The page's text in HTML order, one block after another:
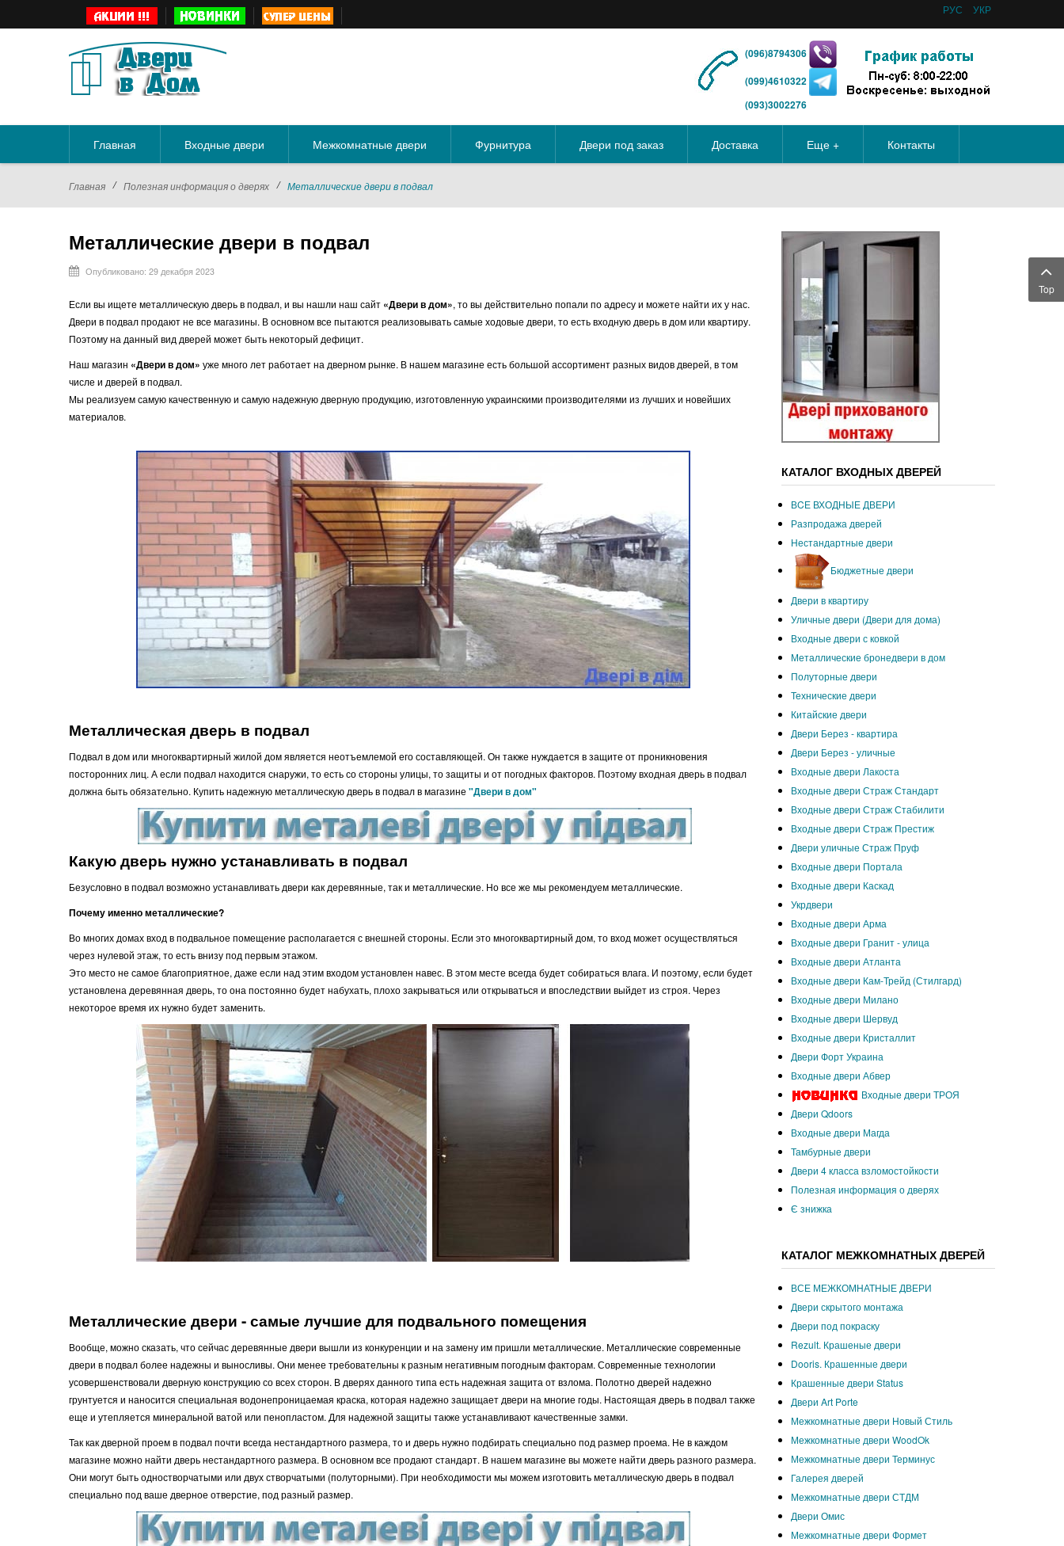
РУС УКР
(096)8794306
(099)4610322
(093)3002276
Главная Входные двери Межкомнатные двери Фурнитура Двери под заказ Доставка Еще + Контакты
Главная / Полезная информация о дверях / Металлические двери в подвал
Металлические двери в подвал
Опубликовано: 29 декабря 2023
Если вы ищете металлическую дверь в подвал, и вы нашли наш сайт «Двери в дом», то вы действительно попали по адресу и можете найти их у нас.
Двери в подвал продают не все магазины. В основном все пытаются реализовывать самые ходовые двери, то есть входную дверь в дом или квартиру.
Поэтому на данный вид дверей может быть некоторый дефицит.
Наш магазин «Двери в дом» уже много лет работает на дверном рынке. В нашем магазине есть большой ассортимент разных видов дверей, в том
числе и дверей в подвал.
Мы реализуем самую качественную и самую надежную дверную продукцию, изготовленную украинскими производителями из лучших и новейших
материалов.
Металлическая дверь в подвал
Подвал в дом или многоквартирный жилой дом является неотъемлемой его составляющей. Он также нуждается в защите от проникновения
посторонних лиц. А если подвал находится снаружи, то есть со стороны улицы, то защиты и от погодных факторов. Поэтому входная дверь в подвал
должна быть обязательно. Купить надежную металлическую дверь в подвал в магазине "Двери в дом"
Какую дверь нужно устанавливать в подвал
Безусловно в подвал возможно устанавливать двери как деревянные, так и металлические. Но все же мы рекомендуем металлические.
Почему именно металлические?
Во многих домах вход в подвальное помещение располагается с внешней стороны. Если это многоквартирный дом, то вход может осуществляться
через нулевой этаж, то есть внизу под первым этажом.
Это место не самое благоприятное, даже если над этим входом установлен навес. В этом месте всегда будет собираться влага. И поэтому, если будет
установлена деревянная дверь, то она постоянно будет набухать, плохо закрываться или открываться и впоследствии выйдет из строя. Через
некоторое время их нужно будет заменить.
Металлические двери - самые лучшие для подвального помещения
Вообще, можно сказать, что сейчас деревянные двери вышли из конкуренции и на замену им пришли металлические. Металлические современные
двери в подвал более надежны и выносливы. Они менее требовательны к разным негативным погодным факторам. Современные технологии
усовершенствовали дверную конструкцию со всех сторон. В дверях данного типа есть надежная защита от взлома. Полотно дверей надежно
грунтуется и наносится специальная водонепроницаемая краска, которая надежно защищает двери на многие годы. Настоящая дверь в подвал также
еще и утепляется минеральной ватой или пенопластом. Для надежной защиты также устанавливают качественные замки.
Так как дверной проем в подвал почти всегда нестандартного размера, то и дверь нужно подбирать специально под размер проема. Не в каждом
магазине можно найти дверь нестандартного размера. В основном все продают стандарт. В нашем магазине вы можете найти дверь разного размера.
Они могут быть одностворчатыми или двух створчатыми (полуторными). При необходимости мы можем изготовить металлическую дверь в подвал
специально под ваше дверное отверстие, под разный размер.
КАТАЛОГ ВХОДНЫХ ДВЕРЕЙ
ВCЕ ВХОДНЫЕ ДВЕРИ
Разпродажа дверей
Нестандартные двери
Бюджетные двери
Двери в квартиру
Уличные двери (Двери для дома)
Входные двери с ковкой
Металлические бронедвери в дом
Полуторные двери
Технические двери
Китайские двери
Двери Берез - квартира
Двери Берез - уличные
Входные двери Лакоста
Входные двери Страж Стандарт
Входные двери Страж Стабилити
Входные двери Страж Престиж
Двери уличные Страж Пруф
Входные двери Портала
Входные двери Каскад
Укрдвери
Входные двери Арма
Входные двери Гранит - улица
Входные двери Атланта
Входные двери Кам-Трейд (Стилгард)
Входные двери Милано
Входные двери Шервуд
Входные двери Кристаллит
Двери Форт Украина
Входные двери Абвер
Входные двери ТРОЯ
Двери Qdoors
Входные двери Магда
Тамбурные двери
Двери 4 класса взломостойкости
Полезная информация о дверях
Є знижка
КАТАЛОГ МЕЖКОМНАТНЫХ ДВЕРЕЙ
ВСЕ МЕЖКОМНАТНЫЕ ДВЕРИ
Двери скрытого монтажа
Двери под покраску
Rezult. Крашеные двери
Dooris. Крашенные двери
Крашенные двери Status
Двери Art Porte
Межкомнатные двери Новый Стиль
Межкомнатные двери WoodOk
Межкомнатные двери Терминус
Галерея дверей
Межкомнатные двери СТДМ
Двери Омис
Межкомнатные двери Формет
Top